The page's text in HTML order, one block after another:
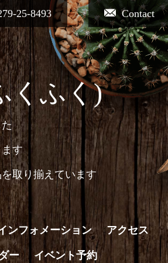
Contact
25-8493
くふく)
す
取り揃えています
ンフォメーション アクセス
ー イベント予約